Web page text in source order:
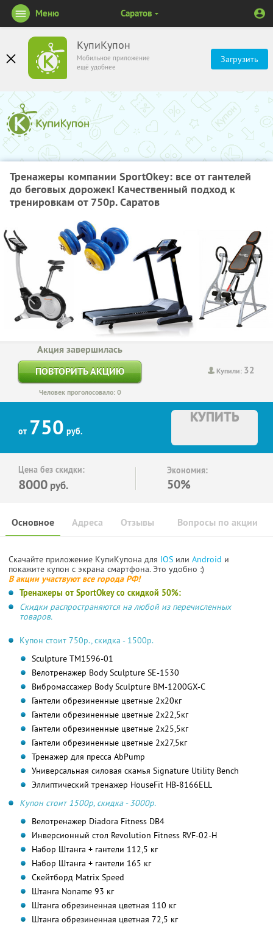
КупиКупон
Мобильное приложение
ещё удобнее
Загрузить
Меню Саратов
Тренажеры компании SportOkey: все от гантелей
до беговых дорожек! Качественный подход к
тренировкам от 750р. Саратов
Купили: 32
Акция завершилась
ПОВТОРИТЬ АКЦИЮ
Человек проголосовало: 0
от 750 руб.
КУПИТЬ
Цена без скидки:
8000 руб.
Экономия:
50%
Основное Отзывы Вопросы по акции
Адреса
Скачайте приложение КупиКупона для IOS или Android и
покажите купон с экрана смартфона. Это удобно :)
В акции участвуют все города РФ!
Тренажеры от SportOkey cо скидкой 50%:
Скидки распространяются на любой из перечисленных
товаров.
Купон стоит 750р., скидка - 1500р.
Sculpture TM1596-01
Велотренажер Body Sculpture SE-1530
Вибромасcажер Body Sculpture BM-1200GX-C
Гантели обрезиненные цветные 2х20кг
Гантели обрезиненные цветные 2х22,5кг
Гантели обрезиненные цветные 2х25,5кг
Гантели обрезиненные цветные 2х27,5кг
Тренажер для пресса AbPump
Универсальная силовая скамья Signature Utility Bench
Эллиптический тренажер HouseFit HB-8166ELL
Купон стоит 1500р, скидка - 3000р.
Велотренажер Diadora Fitness DB4
Инверсионный стол Revolution Fitness RVF-02-H
Набор Штанга + гантели 112,5 кг
Набор Штанга + гантели 165 кг
Скейтборд Matrix Speed
Штанга Noname 93 кг
Штанга обрезиненная цветная 110 кг
Штанга обрезиненная цветная 72,5 кг